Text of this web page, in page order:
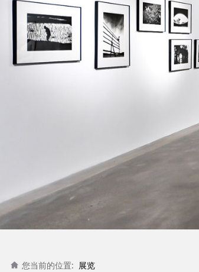
您当前的位置: 展览